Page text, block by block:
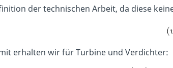
der technischen Arbeit, da diese
erhalten wir für Turbine und Verdichter: